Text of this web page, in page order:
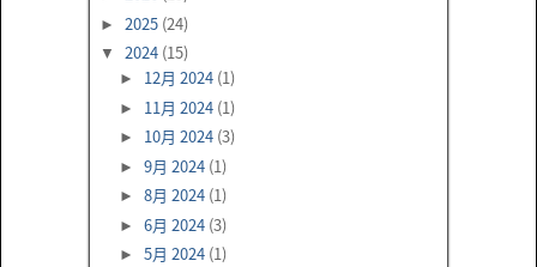
► 2025 (24)
▼ 2024 (15)
► 12月 2024 (1)
► 11月 2024 (1)
► 10月 2024 (3)
► 9月 2024 (1)
► 8月 2024 (1)
► 6月 2024 (3)
► 5月 2024 (1)